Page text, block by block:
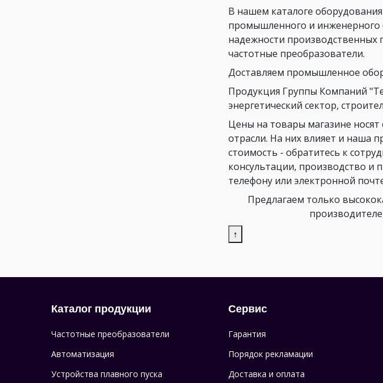
В нашем каталоге
промышленного и инженерного
надежности производственных
частотные преобразователи.
Доставляем промышленное
Продукция Группы Компаний
энергетический сектор,
Цены на товары магазине
отрасли. На них влияет и наша
стоимость - обратитесь к
консультации, производство
телефону или электронной
Предлагаем только
↑
Каталог продукции
Частотные преобразователи
Автоматизация
Устройства плавного пуска
Сервис
Гарантия
Порядок рекламации
Доставка и оплата